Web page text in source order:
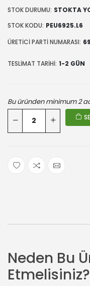
STOK DURUMU: STOKTA
STOK KODU: PEU6925.L6
ÜRETICI PARTI NUMARASI:
TESLIMAT TARIHI: 1-2 GÜN
Bu üründen minimum 2
Neden Bu
Etmelisiniz?